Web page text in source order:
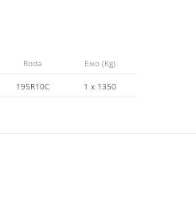
Roda Eixo (Kg)
195R10C 1 x 1350